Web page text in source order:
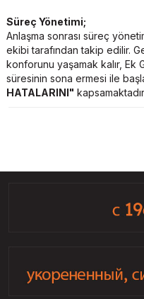
Süreç Yönetimi;
Anlaşma sonrası süreç
ekibi tarafından takip edilir.
konforunu yaşamak kalır, Ek
süresinin sona ermesi ile
HATALARINI"